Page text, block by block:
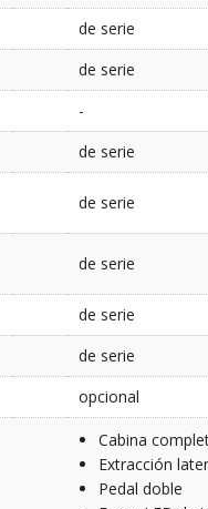
de serie
de serie
-
de serie
de serie
de serie
de serie
de serie
opcional
Cabina
Extracción
Pedal doble